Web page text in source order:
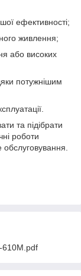
ефективності;
живлення;
або високих
потужнішим
та підібрати
роботи
610M.pdf